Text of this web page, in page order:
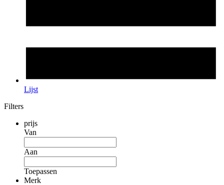
Lijst
Filters
prijs
Van
Aan
Toepassen
Merk